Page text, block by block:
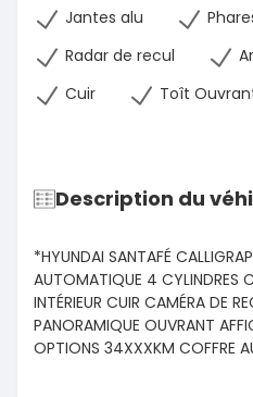
Jantes alu
Radar de recul
Cuir
Toît
Description du
*HYUNDAI SANTAFÉ
AUTOMATIQUE 4 CYLINDRES
INTÉRIEUR CUIR CAMÉRA DE
PANORAMIQUE OUVRANT
OPTIONS 34XXXKM COFFRE